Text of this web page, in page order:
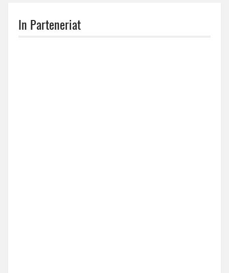
In Parteneriat